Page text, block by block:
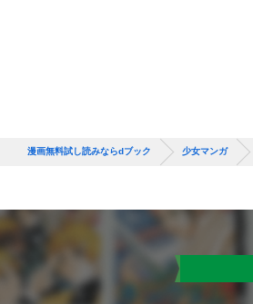
漫画無料試し読みならdブック 少女マンガ